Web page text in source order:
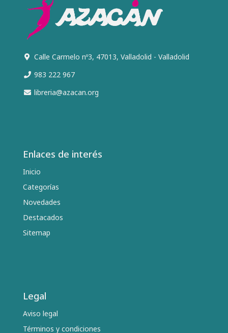
Calle Carmelo nº3, 47013, Valladolid - Valladolid
983 222 967
libreria@azacan.org
Enlaces de interés
Inicio
Categorías
Novedades
Destacados
Sitemap
Legal
Aviso legal
Términos y condiciones